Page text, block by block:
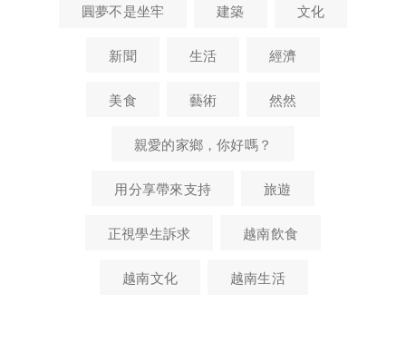
圓夢不是坐牢 建築 文化
新聞 生活 經濟
美食 藝術 然然
親愛的家鄉，你好嗎？
用分享帶來支持 旅遊
正視學生訴求 越南飲食
越南文化 越南生活